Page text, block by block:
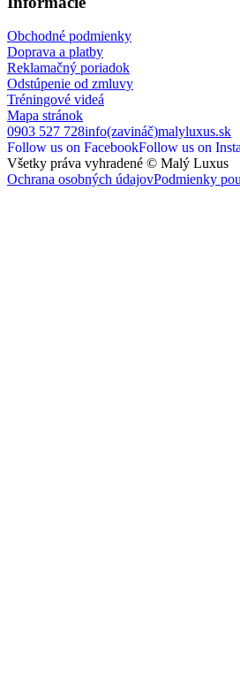
Obchodné podmienky
Doprava a platby
Reklamačný poriadok
Odstúpenie od zmluvy
Tréningové videá
Mapa stránok
0903 527 728info(zavináč)malyluxus.sk
Follow us on FacebookFollow us on
Všetky práva vyhradené © Malý Luxus
Ochrana osobných údajovPodmienky